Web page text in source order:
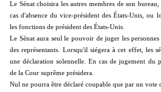
Le Sénat choisira les autres membres de son
cas d'absence du vice-président des États-Unis, ou
les fonctions de président des États-Unis.
Le Sénat aura seul le pouvoir de juger les
des représentants. Lorsqu'il siégera à cet effet, les
une déclaration solennelle. En cas de jugement du
de la Cour suprême présidera.
Nul ne pourra être déclaré coupable que par un vote